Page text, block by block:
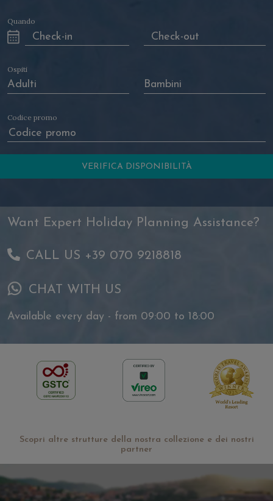
Quando
Ospiti
Codice promo
Want Expert Holiday Planning Assistance?
CALL US +39 070 9218818
CHAT WITH US
Available every day - from 09:00 to 18:00
Scopri altre strutture della nostra collezione e dei nostri
partner